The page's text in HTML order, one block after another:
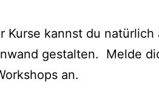
Kurse kannst du natürlich
gestalten. Melde
an.